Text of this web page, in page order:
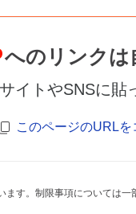
へのリンクは
イトやSNSに貼
このページのURLを
す。制限事項については